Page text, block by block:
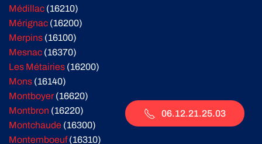
Médillac (16210)
Mérignac (16200)
Merpins (16100)
Mesnac (16370)
Les Métairies (16200)
Mons (16140)
Montboyer(16620)
Montbron (16220)
Montchaude (16300)
Montemboeuf(16310)
06.12.21.25.03